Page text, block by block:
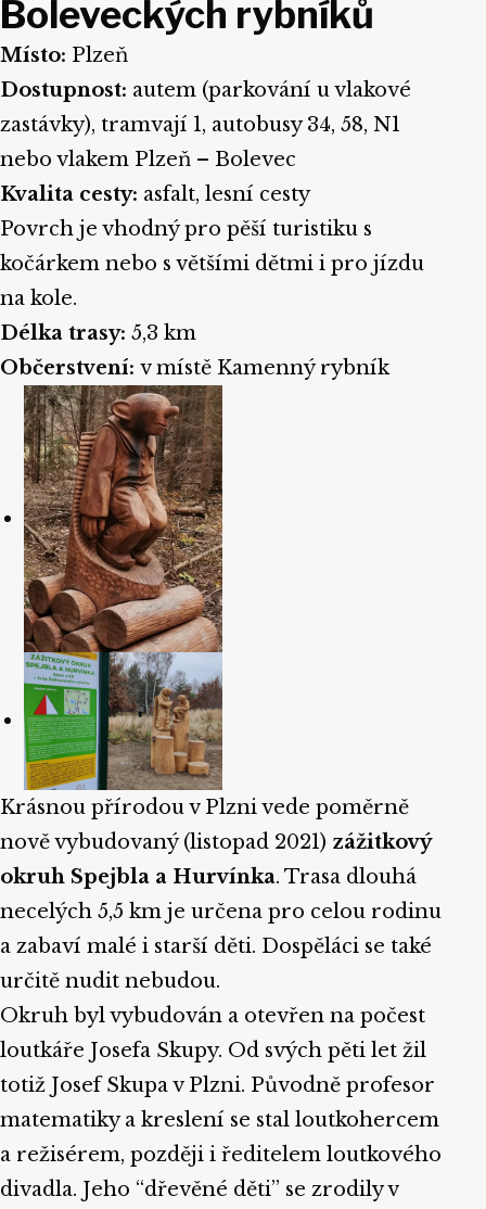
Boleveckých rybníků
Místo: Plzeň
Dostupnost: autem (parkování u vlakové
zastávky), tramvají 1, autobusy 34, 58, N1
nebo vlakem Plzeň – Bolevec
Kvalita cesty: asfalt, lesní cesty
Povrch je vhodný pro pěší turistiku s
kočárkem nebo s většími dětmi i pro jízdu
na kole.
Délka trasy: 5,3 km
Občerstvení: v místě Kamenný rybník
Krásnou přírodou v Plzni vede poměrně
nově vybudovaný (listopad 2021) zážitkový
okruh Spejbla a Hurvínka. Trasa dlouhá
necelých 5,5 km je určena pro celou rodinu
a zabaví malé i starší děti. Dospěláci se také
určitě nudit nebudou.
Okruh byl vybudován a otevřen na počest
loutkáře Josefa Skupy. Od svých pěti let žil
totiž Josef Skupa v Plzni. Původně profesor
matematiky a kreslení se stal loutkohercem
a režisérem, později i ředitelem loutkového
divadla. Jeho “dřevěné děti” se zrodily v